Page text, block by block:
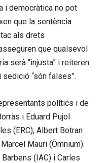
i democràtica no pot
que la sentència
als drets
que qualsevol
serà “injusta” i reiteren
“són falses”.
polítics i de
i Eduard Pujol
(ERC); Albert Botran
Mauri (Òmnium).
(IAC) i Carles